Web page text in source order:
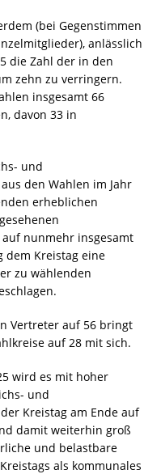
(bei Gegenstimmen
anlässlich
die Zahl der in den
zehn zu verringern.
insgesamt 66
davon 33 in
und
den Wahlen im Jahr
erheblichen
nunmehr insgesamt
dem Kreistag eine
zu wählenden
Vertreter auf 56 bringt
auf 28 mit sich.
wird es mit hoher
und
Kreistag am Ende auf
damit weiterhin groß
und belastbare
als kommunales